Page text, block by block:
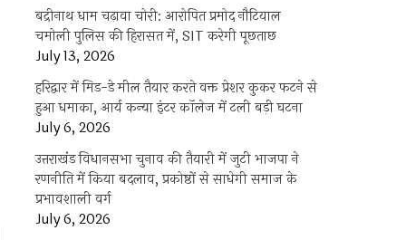
बद्रीनाथ धाम चढ़ावा चोरी: आरोपित प्रमोद नौटियाल
चमोली पुलिस की हिरासत में, SIT करेगी पूछताछ
July 13, 2026
हरिद्वार में मिड-डे मील तैयार करते वक्त प्रेशर कुकर फटने से
हुआ धमाका, आर्य कन्या इंटर कॉलेज में टली बड़ी घटना
July 6, 2026
उत्तराखंंड विधानसभा चुनाव की तैयारी में जुटी भाजपा ने
रणनीति में किया बदलाव, प्रकोष्ठों से साधेगी समाज के
प्रभावशाली वर्ग
July 6, 2026